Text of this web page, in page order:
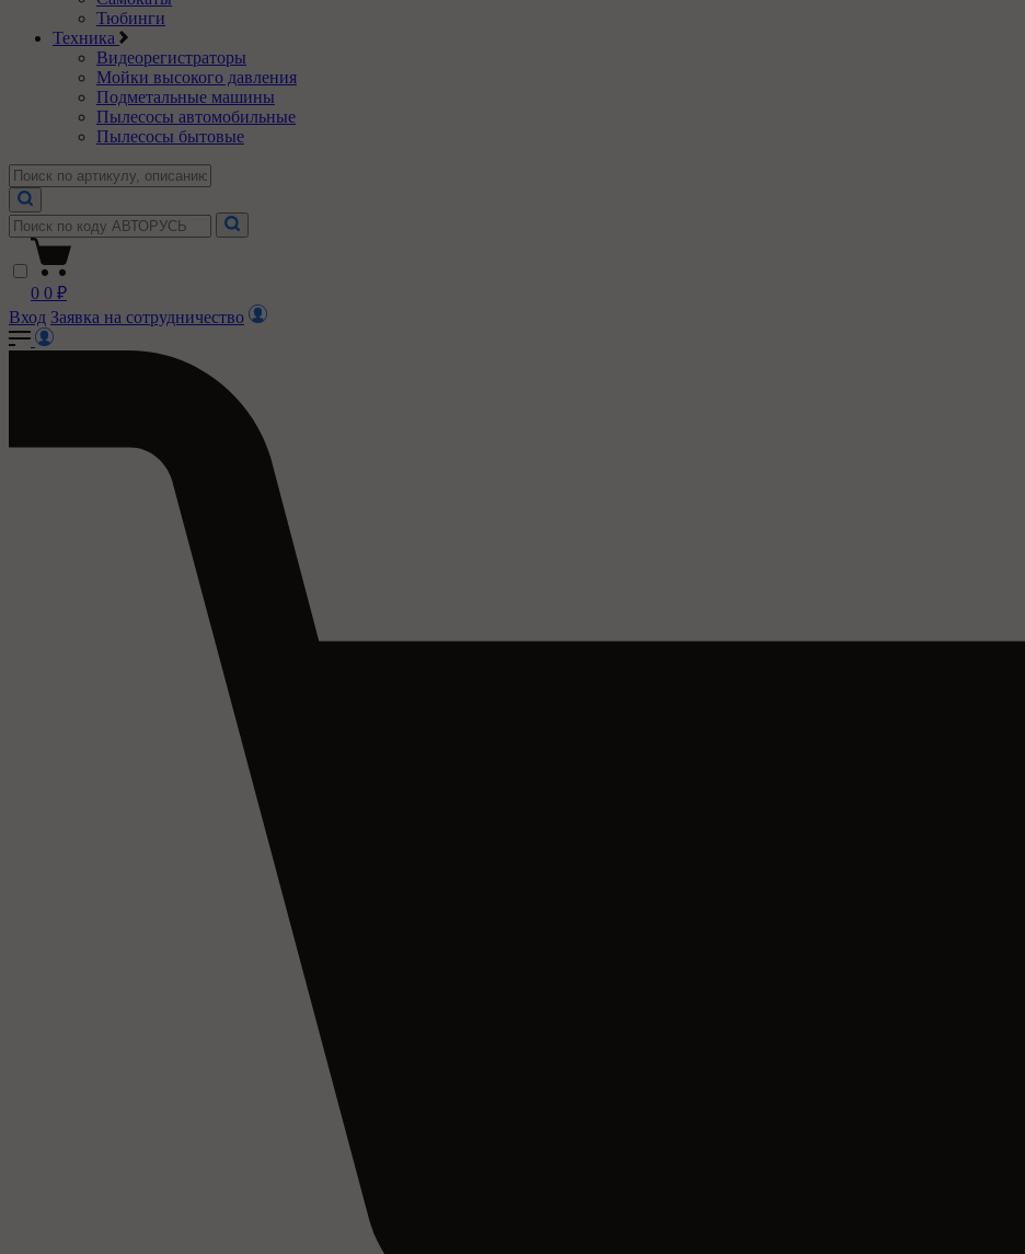
Тюбинги
Техника
Видеорегистраторы
Мойки высокого давления
Подметальные машины
Пылесосы автомобильные
Пылесосы бытовые
0 0 ₽
Вход Заявка на сотрудничество